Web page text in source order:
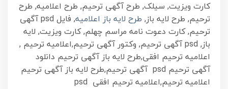
کارت ویزیت, سیلک, طرح آگهی ترحیم, طرح اعلامیه, طرح
ترحیم, طرح لایه باز, طرح لایه باز اعلامیه
, فایل psd آگهی
ترحیم, کارت دعوت نامه مراسم چهلم, کارت ویزیت, لایه
باز, psd آگهی ترحیم, وکتور آگهی ترحیم,اعلامیه ترحیم ,
اعلامیه ترحیم افقی,طرح لایه باز آگهی ترحیم دانلود
آگهی ترحیم psd آگهی ترحیم,طرح لایه باز آگهی ترحیم
اعلامیه ترحیم,اعلامیه ترحیم افقی psd